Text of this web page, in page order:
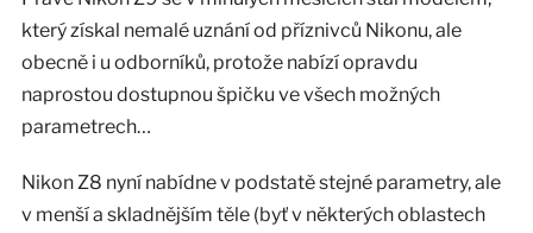
který získal nemalé uznání od příznivců Nikonu, ale
obecně i u odborníků, protože nabízí opravdu
naprostou dostupnou špičku ve všech možných
parametrech…
Nikon Z8 nyní nabídne v podstatě stejné parametry, ale
v menší a skladnějším těle (byť v některých oblastech